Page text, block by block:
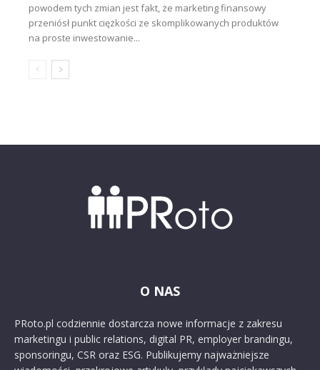
powodem tych zmian jest fakt, że marketing finansowy
przeniósł punkt ciężkości ze skomplikowanych produktów
na proste inwestowanie...
O NAS
PRoto.pl codziennie dostarcza nowe informacje z zakresu
marketingu i public relations, digital PR, employer brandingu,
sponsoringu, CSR oraz ESG. Publikujemy najważniejsze